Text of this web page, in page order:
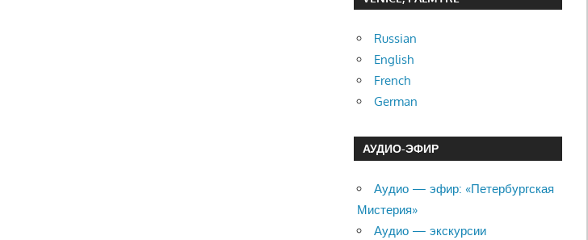
Russian
English
French
German
АУДИО-ЭФИР
Аудио — эфир: «Петербургская
Мистерия»
Аудио — экскурсии